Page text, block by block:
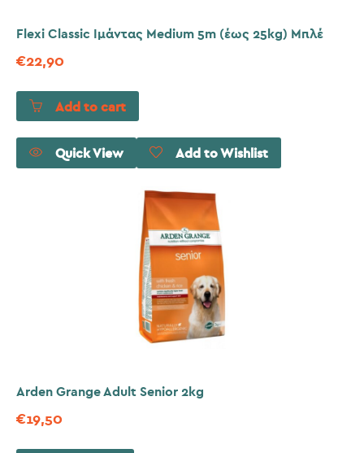
Flexi Classic Ιμάντας Medium 5m (έως 25kg) Μπλέ
€22,90
Add to cart
Quick View Add to Wishlist
Arden Grange Adult Senior 2kg
€19,50